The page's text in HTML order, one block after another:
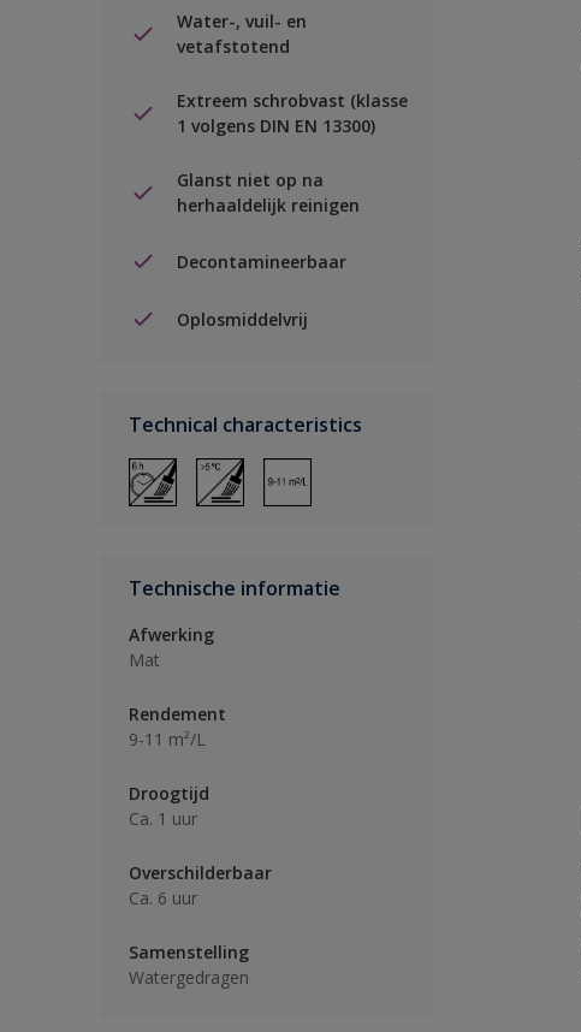
Water-, vuil- en
vetafstotend
Extreem schrobvast (klasse
1 volgens DIN EN 13300)
Glanst niet op na
herhaaldelijk reinigen
Decontamineerbaar
Oplosmiddelvrij
Technical characteristics
Technische informatie
Afwerking
Mat
Rendement
9-11 m²/L
Droogtijd
Ca. 1 uur
Overschilderbaar
Ca. 6 uur
Samenstelling
Watergedragen